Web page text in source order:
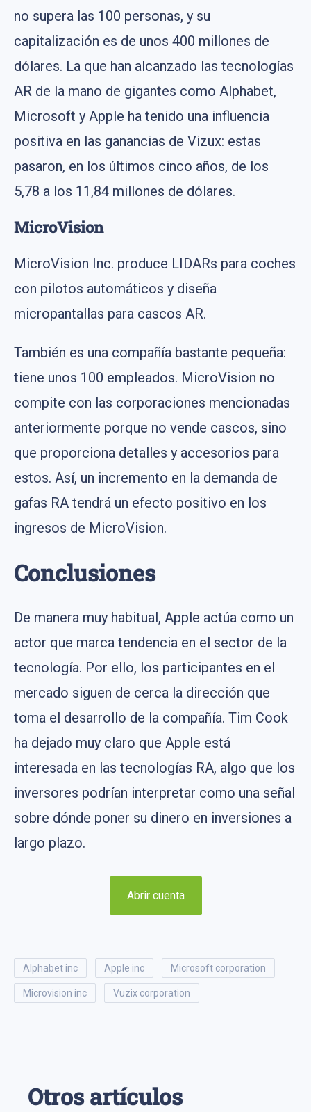
no supera las 100 personas, y su
capitalización es de unos 400 millones de
dólares. La que han alcanzado las tecnologías
AR de la mano de gigantes como Alphabet,
Microsoft y Apple ha tenido una influencia
positiva en las ganancias de Vizux: estas
pasaron, en los últimos cinco años, de los
5,78 a los 11,84 millones de dólares.
MicroVision
MicroVision Inc. produce LIDARs para coches
con pilotos automáticos y diseña
micropantallas para cascos AR.
También es una compañía bastante pequeña:
tiene unos 100 empleados. MicroVision no
compite con las corporaciones mencionadas
anteriormente porque no vende cascos, sino
que proporciona detalles y accesorios para
estos. Así, un incremento en la demanda de
gafas RA tendrá un efecto positivo en los
ingresos de MicroVision.
Conclusiones
De manera muy habitual, Apple actúa como un
actor que marca tendencia en el sector de la
tecnología. Por ello, los participantes en el
mercado siguen de cerca la dirección que
toma el desarrollo de la compañía. Tim Cook
ha dejado muy claro que Apple está
interesada en las tecnologías RA, algo que los
inversores podrían interpretar como una señal
sobre dónde poner su dinero en inversiones a
largo plazo.
Abrir cuenta
alphabet inc apple inc microsoft corporation
microvision inc vuzix corporation
Otros artículos